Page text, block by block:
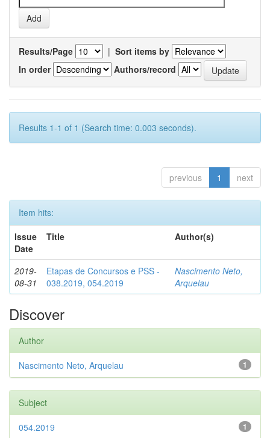
Results/Page | Sort items by
In order
Authors/record
Results 1-1 of 1 (Search time: 0.003 seconds).
previous 1 next
Item hits:
Issue
Date
Title Author(s)
2019-
08-31
Etapas de Concursos e PSS -
038.2019, 054.2019
Nascimento Neto,
Arquelau
Discover
Author
1
Nascimento Neto, Arquelau
Subject
1
054.2019